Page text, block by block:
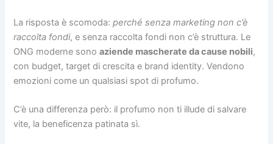
La risposta è scomoda: perché senza marketing non c’è
raccolta fondi, e senza raccolta fondi non c’è struttura. Le
ONG moderne sonoaziende mascherate da cause nobili,
con budget, target di crescita e brand identity. Vendono
emozioni come un qualsiasi spot di profumo.
C’è una differenza però: il profumo non ti illude di salvare
vite, la beneficenza patinata sì.